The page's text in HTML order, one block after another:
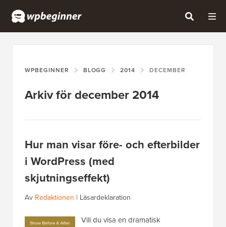
WPBEGINNER BLOGG 2014 DECEMBER
Arkiv för december 2014
Hur man visar före- och efterbilder
i WordPress (med
skjutningseffekt)
Av Redaktionen | Läsardeklaration
Vill du visa en dramatisk